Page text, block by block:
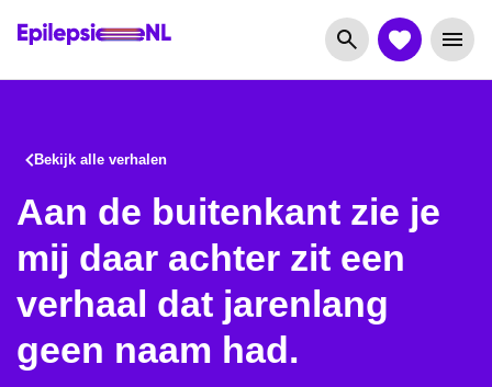
Bekijk alle verhalen
Aan de buitenkant zie je
mij daar achter zit een
verhaal dat jarenlang
geen naam had.